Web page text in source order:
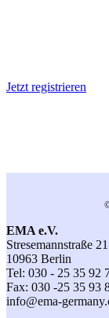
Jetzt registrieren
EMA e.V.
Stresemannstraße 21
10963 Berlin
Tel: 030 - 25 35 92
Fax: 030 -25 35 93
info@ema-